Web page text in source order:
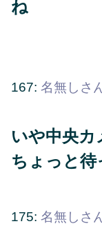
ね
167: 名無しさ
いや中央
ちょっと待
175: 名無しさ